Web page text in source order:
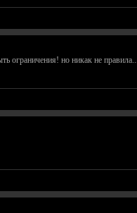
ограничения! но никак не